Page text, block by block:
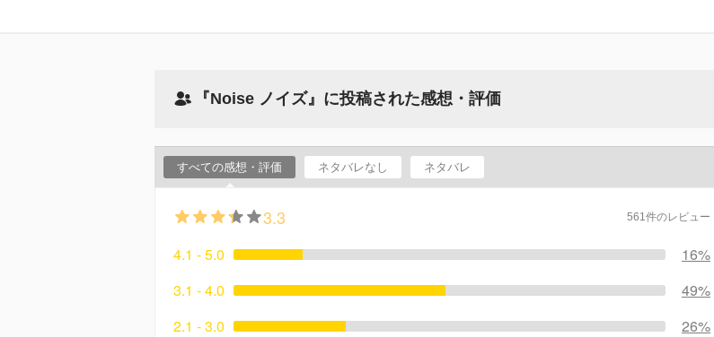
『Noise ノイズ』に投稿された感想・評価
すべての感想・評価 ネタバレなし ネタバレ
3.3 561件のレビュー
4.1 - 5.0
16%
3.1 - 4.0
49%
2.1 - 3.0
26%